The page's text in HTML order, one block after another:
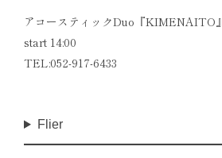
アコースティックDuo『KIMENAITO』
start 14:00
TEL:052-917-6433
Flier